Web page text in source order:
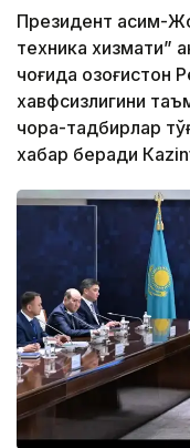
Президент Қасим-
техника хизмати”
чоғида Қозоғистон
хавфсизлигини
чора-тадбирлар
хабар беради